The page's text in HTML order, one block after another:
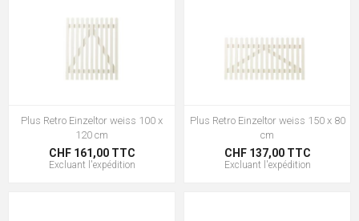
Plus Retro Einzeltor weiss 100 x
120 cm
CHF 161,00 TTC
Excluant l'expédition
Plus Retro Einzeltor weiss 150 x 80
cm
CHF 137,00 TTC
Excluant l'expédition